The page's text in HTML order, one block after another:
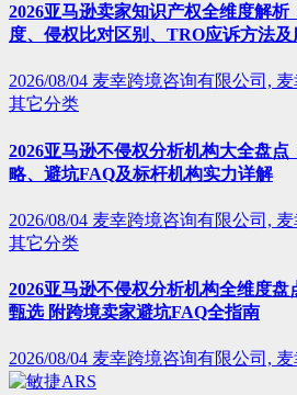
2026亚马逊卖家知识产权全维度解
度、侵权比对区别、TRO应诉方法
2026/08/04 麦幸跨境咨询有限公司,
其它分类
2026亚马逊不侵权分析机构大全盘
略、避坑FAQ及标杆机构实力详解
2026/08/04 麦幸跨境咨询有限公司,
其它分类
2026亚马逊不侵权分析机构全维度
甄选 附跨境卖家避坑FAQ全指南
2026/08/04 麦幸跨境咨询有限公司,